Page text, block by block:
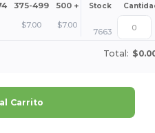
375-499 500 + Más
Stock
$7.00 $7.00 +
7663
Total:
Carrito